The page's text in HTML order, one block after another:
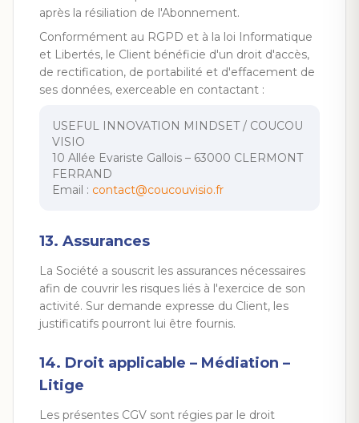
après la résiliation de l'Abonnement.
Conformément au RGPD et à la loi Informatique
et Libertés, le Client bénéficie d'un droit d'accès,
de rectification, de portabilité et d'effacement de
ses données, exerceable en contactant :
USEFUL INNOVATION MINDSET / COUCOU
VISIO
10 Allée Evariste Gallois – 63000 CLERMONT
FERRAND
Email : contact@coucouvisio.fr
13. Assurances
La Société a souscrit les assurances nécessaires
afin de couvrir les risques liés à l'exercice de son
activité. Sur demande expresse du Client, les
justificatifs pourront lui être fournis.
14. Droit applicable – Médiation –
Litige
Les présentes CGV sont régies par le droit